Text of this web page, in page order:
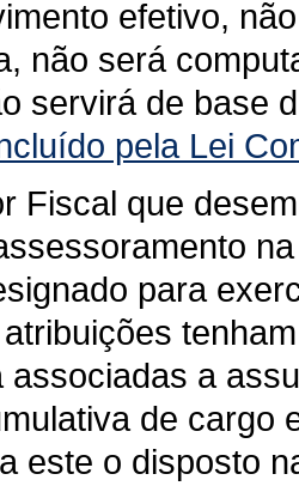
efetivo,
não será
servirá de base
pela Lei
Fiscal que
para
associadas a
de cargo
este o disposto